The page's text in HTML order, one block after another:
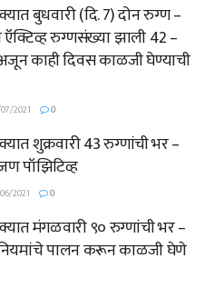
बुधवारी (दि. 7) दोन रुग्ण –
रुग्णसंख्या झाली 42 –
काही दिवस काळजी घेण्याची
2021 0
शुक्रवारी 43 रुग्णांची भर –
पॉझिटिव्ह
2021 0
मंगळवारी ९० रुग्णांची भर –
नियमांचे पालन करून काळजी घेणे